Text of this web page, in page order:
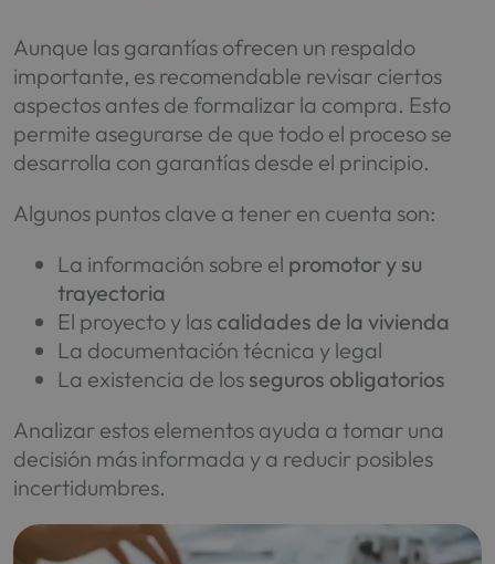
Aunque las garantías ofrecen un respaldo
importante, es recomendable revisar ciertos
aspectos antes de formalizar la compra. Esto
permite asegurarse de que todo el proceso se
desarrolla con garantías desde el principio.
Algunos puntos clave a tener en cuenta son:
La información sobre el promotor y su
trayectoria
El proyecto y las calidades de la vivienda
La documentación técnica y legal
La existencia de los seguros obligatorios
Analizar estos elementos ayuda a tomar una
decisión más informada y a reducir posibles
incertidumbres.